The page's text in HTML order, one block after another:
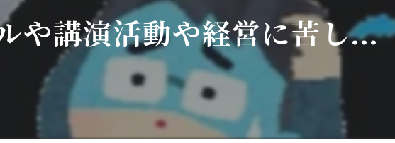
や講演活動や経営に苦し...